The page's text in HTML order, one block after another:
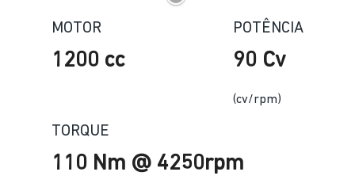
MOTOR
1200 cc
POTÊNCIA
90 Cv
(cv/rpm)
TORQUE
110 Nm @ 4250rpm